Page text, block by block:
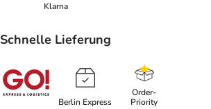
Klarna
Schnelle Lieferung
Berlin Express
Order-
Priority